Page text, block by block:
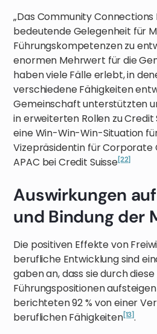
„Das Community
bedeutende Gelegenheit für
Führungskompetenzen zu
enormen Mehrwert für die
haben viele Fälle erlebt, in
verschiedene Fähigkeiten
Gemeinschaft unterstützten
in erweiterten Rollen zu
eine Win-Win-Win-Situation für
Vizepräsidentin für Corporate
APAC bei Credit Suisse[22]
Auswirkungen
und Bindung der
Die positiven Effekte von
berufliche Entwicklung sind
gaben an, dass sie durch
Führungspositionen
berichteten 92 % von einer
beruflichen Fähigkeiten[13].